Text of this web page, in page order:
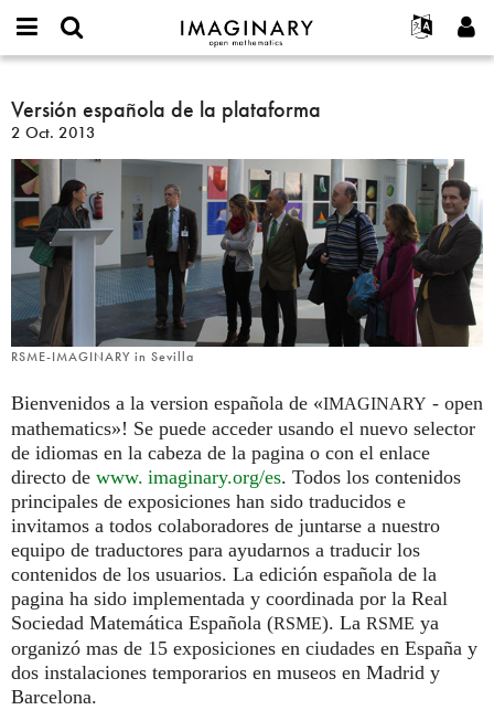
IMAGINARY
open
Français
한국어
Español
Türkçe
Programas
Interactivos
Películas
Textos
Exposiciones
Más...
Proyectos
Contacto
or
username
*
Contraseña
Crear nueva cuenta
Solicitar una nueva contraseña
Buscar
Versión
española
de
la
plataforma
Versión española de la plataforma
2 Oct. 2013
RSME-IMAGINARY in Sevilla
Bienvenidos a la version española de «IMAGINARY - open
mathematics»! Se puede acceder usando el nuevo selector
de idiomas en la cabeza de la pagina o con el enlace
directo de www. imaginary.org/es. Todos los contenidos
principales de exposiciones han sido traducidos e
invitamos a todos colaboradores de juntarse a nuestro
equipo de traductores para ayudarnos a traducir los
contenidos de los usuarios. La edición española de la
pagina ha sido implementada y coordinada por la Real
Sociedad Matemática Española (RSME). La RSME ya
organizó mas de 15 exposiciones en ciudades en España y
dos instalaciones temporarios en museos en Madrid y
Barcelona.